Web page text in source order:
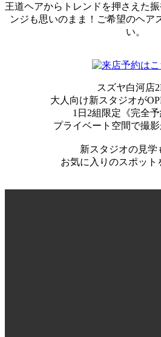
王道ヘアからトレンドを押さえた
ンジも思いのまま！ご希望のヘア
い。
スズヤ白河店
大人向け新スタジオが
1日2組限定《完全
プライベート空間で撮影
新スタジオの見学
お気に入りのスポット